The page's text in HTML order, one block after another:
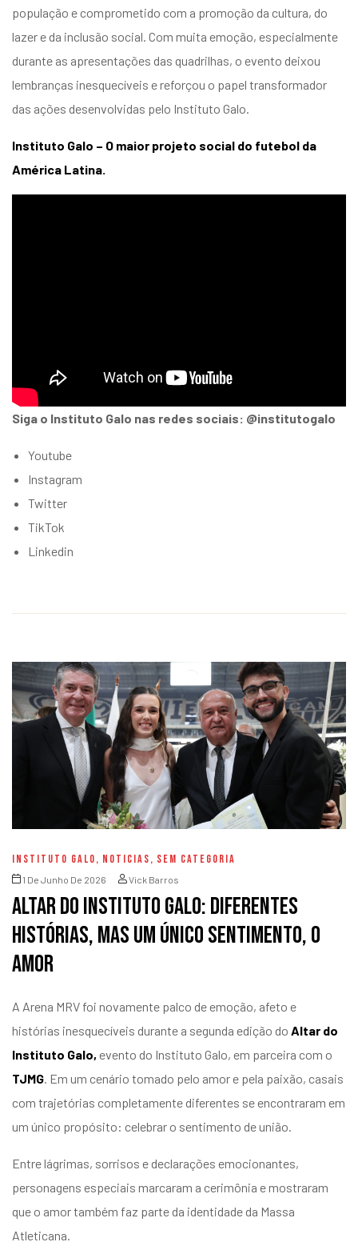
população e comprometido com a promoção da cultura, do
lazer e da inclusão social. Com muita emoção, especialmente
durante as apresentações das quadrilhas, o evento deixou
lembranças inesquecíveis e reforçou o papel transformador
das ações desenvolvidas pelo Instituto Galo.
Instituto Galo – O maior projeto social do futebol da
América Latina.
Siga o Instituto Galo nas redes sociais: @institutogalo
Youtube
Instagram
Twitter
TikTok
Linkedin
INSTITUTO GALO, NOTICIAS, SEM CATEGORIA
1 De Junho De 2026 Vick Barros
Altar do Instituto Galo: diferentes
histórias, mas um único sentimento, o
amor
A Arena MRV foi novamente palco de emoção, afeto e
histórias inesquecíveis durante a segunda edição do Altar do
Instituto Galo, evento do Instituto Galo, em parceira com o
TJMG. Em um cenário tomado pelo amor e pela paixão, casais
com trajetórias completamente diferentes se encontraram em
um único propósito: celebrar o sentimento de união.
Entre lágrimas, sorrisos e declarações emocionantes,
personagens especiais marcaram a cerimônia e mostraram
que o amor também faz parte da identidade da Massa
Atleticana.